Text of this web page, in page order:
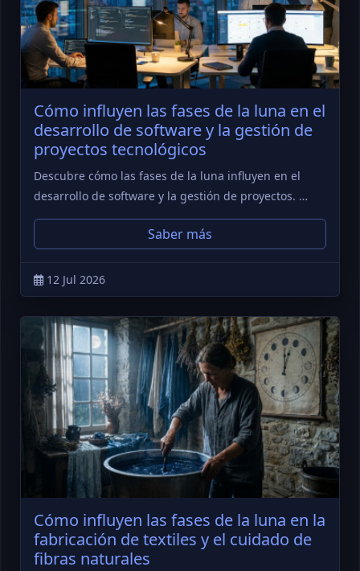
Cómo influyen las fases de la luna en el
desarrollo de software y la gestión de
proyectos tecnológicos
Descubre cómo las fases de la luna influyen en el
desarrollo de software y la gestión de proyectos. …
Saber más
12 Jul 2026
Cómo influyen las fases de la luna en la
fabricación de textiles y el cuidado de
fibras naturales